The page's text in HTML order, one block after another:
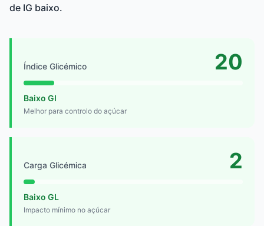
de IG baixo.
Índice Glicémico 20
Baixo GI
Melhor para controlo do açúcar
Carga Glicémica 2
Baixo GL
Impacto mínimo no açúcar